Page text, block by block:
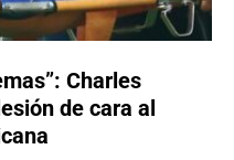
Charles
de cara al